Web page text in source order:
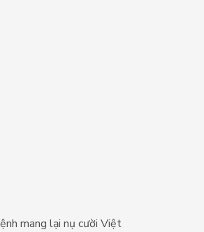
mang lại nụ cười Việt